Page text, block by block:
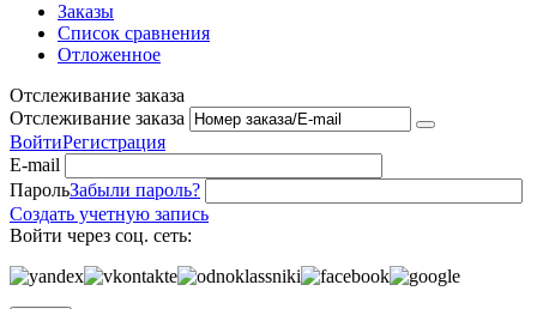
Заказы
Список сравнения
Отложенное
Отслеживание заказа
Отслеживание заказа
ВойтиРегистрация
E-mail
ПарольЗабыли пароль?
Создать учетную запись
Войти через соц. сеть: